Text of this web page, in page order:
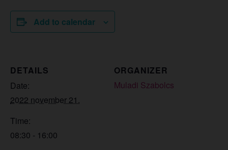
Add to calendar
DETAILS
Date:
2022 november 21.
Time:
08:30 - 16:00
ORGANIZER
Muladi Szabolcs